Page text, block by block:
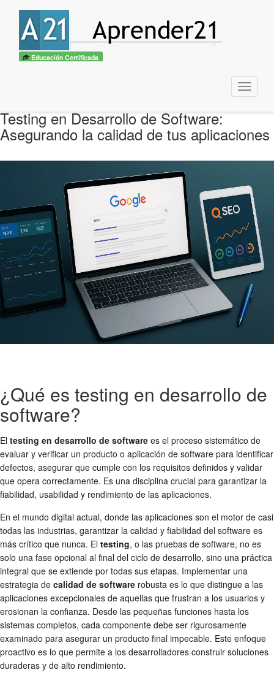
Educación Certificada
Menu
Testing en Desarrollo de Software:
Asegurando la calidad de tus aplicaciones
¿Qué es testing en desarrollo de
software?
El testing en desarrollo de software es el proceso sistemático de
evaluar y verificar un producto o aplicación de software para identificar
defectos, asegurar que cumple con los requisitos definidos y validar
que opera correctamente. Es una disciplina crucial para garantizar la
fiabilidad, usabilidad y rendimiento de las aplicaciones.
En el mundo digital actual, donde las aplicaciones son el motor de casi
todas las industrias, garantizar la calidad y fiabilidad del software es
más crítico que nunca. El testing, o las pruebas de software, no es
solo una fase opcional al final del ciclo de desarrollo, sino una práctica
integral que se extiende por todas sus etapas. Implementar una
estrategia de calidad de software robusta es lo que distingue a las
aplicaciones excepcionales de aquellas que frustran a los usuarios y
erosionan la confianza. Desde las pequeñas funciones hasta los
sistemas completos, cada componente debe ser rigurosamente
examinado para asegurar un producto final impecable. Este enfoque
proactivo es lo que permite a los desarrolladores construir soluciones
duraderas y de alto rendimiento.